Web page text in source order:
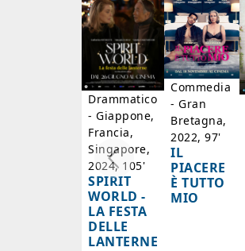
Drammatico
- Giappone,
Francia,
Singapore,
2024, 105'
SPIRIT
WORLD -
LA FESTA
DELLE
LANTERNE
Commedia
- Gran
Bretagna,
2022, 97'
IL
PIACERE
È TUTTO
MIO